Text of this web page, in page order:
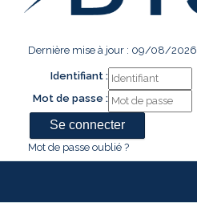
Dernière mise à jour : 09/08/2026
Identifiant :
Mot de passe :
Mot de passe oublié ?